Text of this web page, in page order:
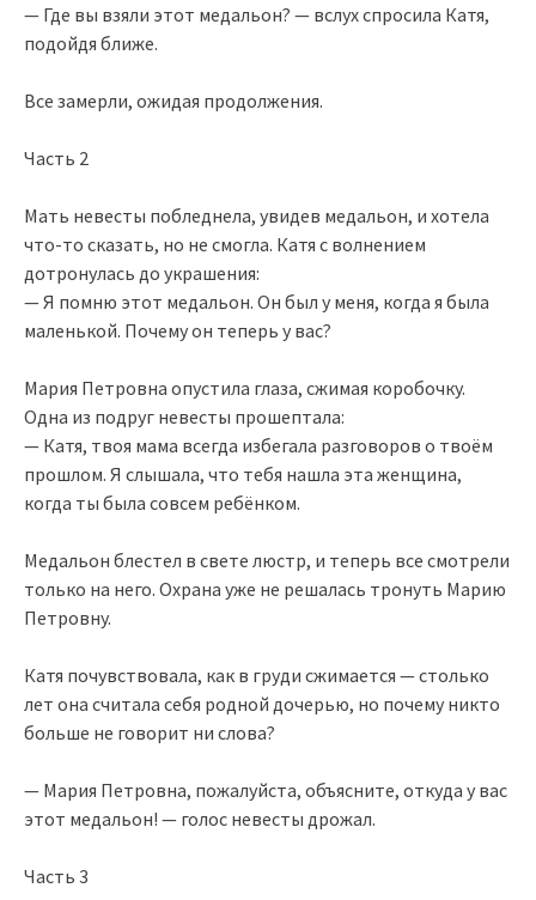
— Где вы взяли этот медальон? — вслух спросила Катя,
подойдя ближе.
Все замерли, ожидая продолжения.
Часть 2
Мать невесты побледнела, увидев медальон, и хотела
что‑то сказать, но не смогла. Катя с волнением
дотронулась до украшения:
— Я помню этот медальон. Он был у меня, когда я была
маленькой. Почему он теперь у вас?
Мария Петровна опустила глаза, сжимая коробочку.
Одна из подруг невесты прошептала:
— Катя, твоя мама всегда избегала разговоров о твоём
прошлом. Я слышала, что тебя нашла эта женщина,
когда ты была совсем ребёнком.
Медальон блестел в свете люстр, и теперь все смотрели
только на него. Охрана уже не решалась тронуть Марию
Петровну.
Катя почувствовала, как в груди сжимается — столько
лет она считала себя родной дочерью, но почему никто
больше не говорит ни слова?
— Мария Петровна, пожалуйста, объясните, откуда у вас
этот медальон! — голос невесты дрожал.
Часть 3